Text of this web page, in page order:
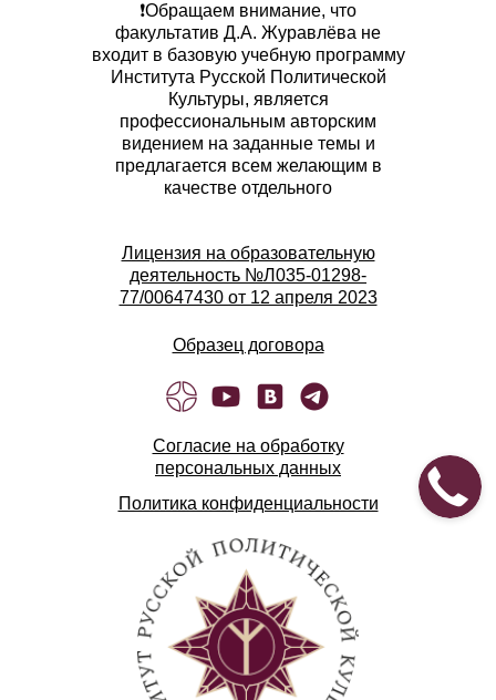
❗️Обращаем внимание, что
факультатив Д.А. Журавлёва не
входит в базовую учебную программу
Института Русской Политической
Культуры, является
профессиональным авторским
видением на заданные темы и
предлагается всем желающим в
качестве отдельного
Лицензия на образовательную
деятельность №Л035-01298-
77/00647430 от 12 апреля 2023
Образец договора
Согласие на обработку
персональных данных
Политика конфиденциальности